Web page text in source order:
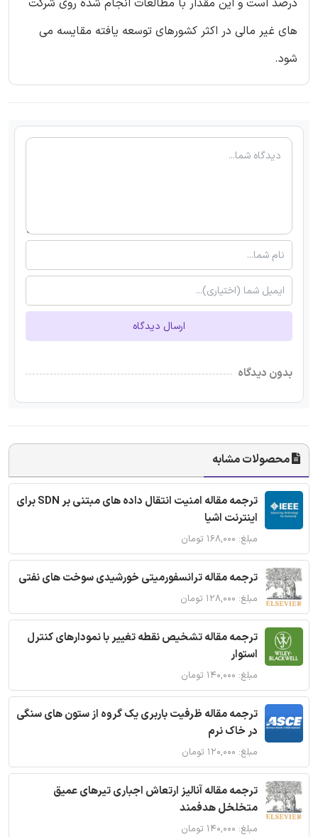
های غیر مالی در اکثر کشورهای توسعه یافته مقایسه می
شود.
ارسال دیدگاه
بدون دیدگاه
محصولات مشابه
ترجمه مقاله امنیت انتقال داده های مبتنی بر SDN برای
اینترنت اشیا
مبلغ: ۱۶۸,۰۰۰ تومان
ترجمه مقاله ترانسفورمیتی خورشیدی سوخت های نفتی
مبلغ: ۱۲۸,۰۰۰ تومان
ترجمه مقاله تشخیص نقطه تغییر با نمودارهای کنترل
استوار
مبلغ: ۱۴۰,۰۰۰ تومان
ترجمه مقاله ظرفیت باربری یک گروه از ستون های سنگی
در خاک نرم
مبلغ: ۱۲۰,۰۰۰ تومان
ترجمه مقاله آنالیز ارتعاش اجباری تیرهای عمیق
متخلخل هدفمند
مبلغ: ۱۴۰,۰۰۰ تومان